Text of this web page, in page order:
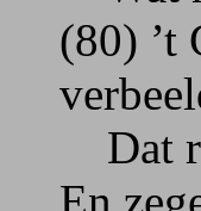
(80) ’t
Dat